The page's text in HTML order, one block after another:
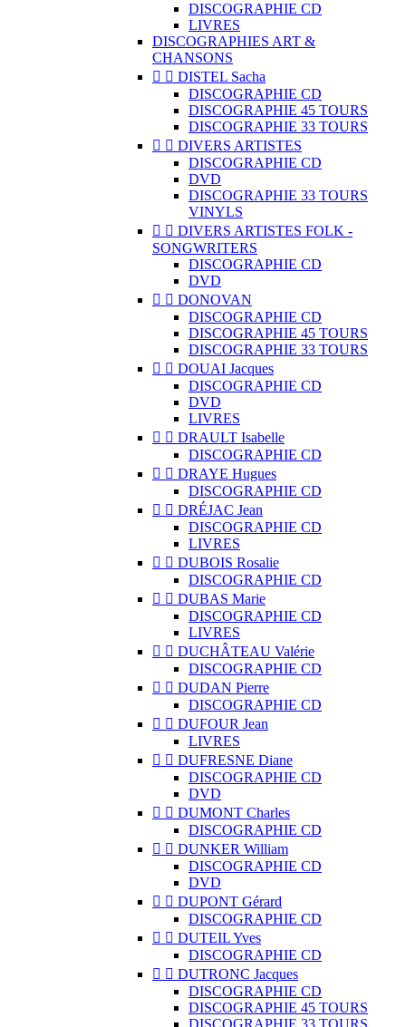
DISCOGRAPHIE CD
LIVRES
DISCOGRAPHIES ART &
CHANSONS
  DISTEL Sacha
DISCOGRAPHIE CD
DISCOGRAPHIE 45 TOURS
DISCOGRAPHIE 33 TOURS
  DIVERS ARTISTES
DISCOGRAPHIE CD
DVD
DISCOGRAPHIE 33 TOURS
VINYLS
  DIVERS ARTISTES FOLK -
SONGWRITERS
DISCOGRAPHIE CD
DVD
  DONOVAN
DISCOGRAPHIE CD
DISCOGRAPHIE 45 TOURS
DISCOGRAPHIE 33 TOURS
  DOUAI Jacques
DISCOGRAPHIE CD
DVD
LIVRES
  DRAULT Isabelle
DISCOGRAPHIE CD
  DRAYE Hugues
DISCOGRAPHIE CD
  DRÉJAC Jean
DISCOGRAPHIE CD
LIVRES
  DUBOIS Rosalie
DISCOGRAPHIE CD
  DUBAS Marie
DISCOGRAPHIE CD
LIVRES
  DUCHÂTEAU Valérie
DISCOGRAPHIE CD
  DUDAN Pierre
DISCOGRAPHIE CD
  DUFOUR Jean
LIVRES
  DUFRESNE Diane
DISCOGRAPHIE CD
DVD
  DUMONT Charles
DISCOGRAPHIE CD
  DUNKER William
DISCOGRAPHIE CD
DVD
  DUPONT Gérard
DISCOGRAPHIE CD
  DUTEIL Yves
DISCOGRAPHIE CD
  DUTRONC Jacques
DISCOGRAPHIE CD
DISCOGRAPHIE 45 TOURS
DISCOGRAPHIE 33 TOURS